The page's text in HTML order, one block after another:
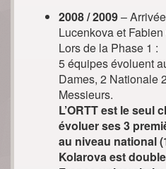
2008 / 2009–
Lucenkova et
Lors de la Phase 1 :
5 équipes évoluent
Dames, 2 Nationale
Messieurs.
L’ORTT est le seul
évoluer ses 3
au niveau national
Kolarova est